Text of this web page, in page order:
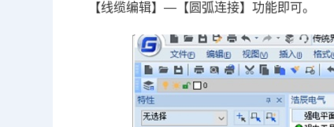
【线缆编辑】—【圆弧连接】功能即可。